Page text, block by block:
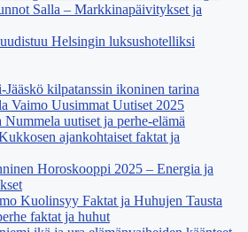
Salla – Markkinapäivitykset ja
Helsingin luksushotelliksi
Jääskö kilpatanssin ikoninen tarina
Vaimo Uusimmat Uutiset 2025
uutiset ja perhe-elämä
ajankohtaiset faktat ja
Horoskooppi 2025 – Energia ja
Kuolinsyy Faktat ja Huhujen Tausta
faktat ja huhut